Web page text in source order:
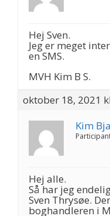
Hej Sven.
Jeg er meget
en SMS.
MVH Kim B S.
oktober 18, 2021
Kim
Hej alle.
Så har jeg
Sven Thrysøe.
boghandleren i